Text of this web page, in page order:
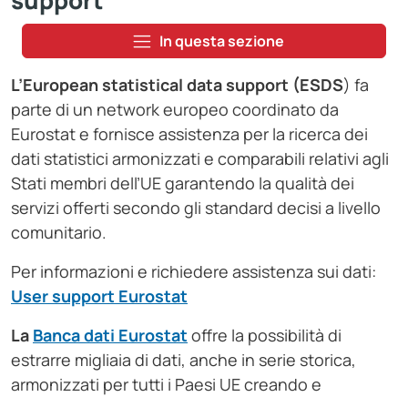
In questa sezione
L’European statistical data support (ESDS) fa
parte di un network europeo coordinato da
Eurostat e fornisce assistenza per la ricerca dei
dati statistici armonizzati e comparabili relativi agli
Stati membri dell’UE garantendo la qualità dei
servizi offerti secondo gli standard decisi a livello
comunitario.
Per informazioni e richiedere assistenza sui dati:
User support Eurostat
La Banca dati Eurostat offre la possibilità di
estrarre migliaia di dati, anche in serie storica,
armonizzati per tutti i Paesi UE creando e